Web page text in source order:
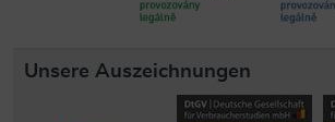
Unsere Auszeichnungen